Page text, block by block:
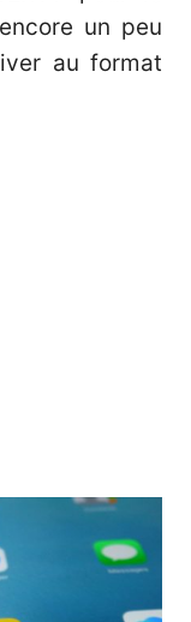
un peu
au format